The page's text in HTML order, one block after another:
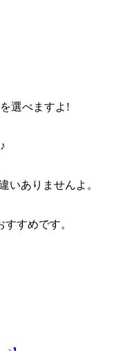
選べますよ!
いありませんよ。
すめです。